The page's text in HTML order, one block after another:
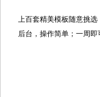
上百套精美模板随意挑选
后台，操作简单；一周即